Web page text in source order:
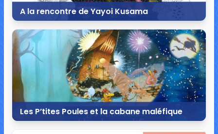
A la rencontre de Yayoi Kusama
9 octobre 2020
103 commentaires
113 170 vues
Les P’tites Poules et la cabane maléfique
4 octobre 2020